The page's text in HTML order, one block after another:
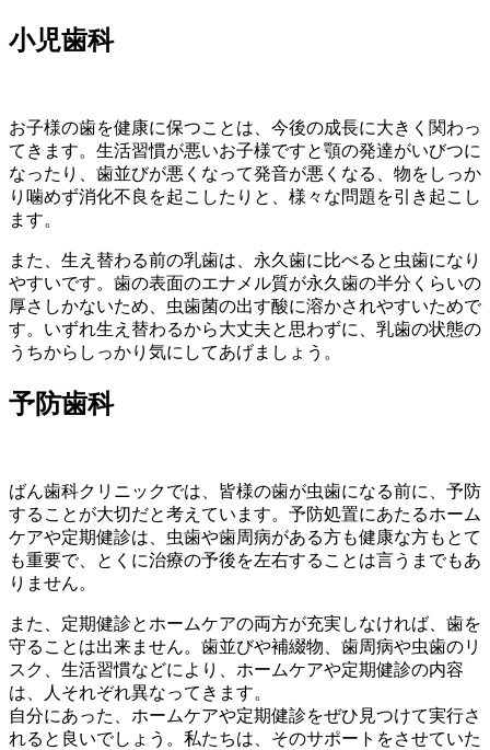
小児歯科
お子様の歯を健康に保つことは、今後の成長に大きく関わっ
てきます。生活習慣が悪いお子様ですと顎の発達がいびつに
なったり、歯並びが悪くなって発音が悪くなる、物をしっか
り噛めず消化不良を起こしたりと、様々な問題を引き起こし
ます。
また、生え替わる前の乳歯は、永久歯に比べると虫歯になり
やすいです。歯の表面のエナメル質が永久歯の半分くらいの
厚さしかないため、虫歯菌の出す酸に溶かされやすいためで
す。いずれ生え替わるから大丈夫と思わずに、乳歯の状態の
うちからしっかり気にしてあげましょう。
予防歯科
ばん歯科クリニックでは、皆様の歯が虫歯になる前に、予防
することが大切だと考えています。予防処置にあたるホーム
ケアや定期健診は、虫歯や歯周病がある方も健康な方もとて
も重要で、とくに治療の予後を左右することは言うまでもあ
りません。
また、定期健診とホームケアの両方が充実しなければ、歯を
守ることは出来ません。歯並びや補綴物、歯周病や虫歯のリ
スク、生活習慣などにより、ホームケアや定期健診の内容
は、人それぞれ異なってきます。
自分にあった、ホームケアや定期健診をぜひ見つけて実行さ
れると良いでしょう。私たちは、そのサポートをさせていた